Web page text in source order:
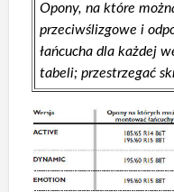
Opony, na które
przeciwślizgowe i
łańcucha dla każdej
tabeli; przestrzegać